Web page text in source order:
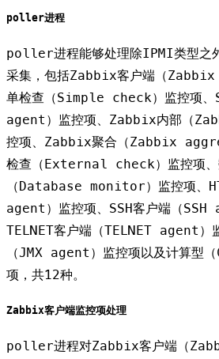
poller进程
poller进程能够处理除IPMI类型之
采集，包括Zabbix客户端（
单检查（Simple check）监控项、
agent）监控项、Zabbix内部（
控项、Zabbix聚合（Zabbix
检查（External check）监控项、
（Database monitor）监控项、
agent）监控项、SSH客户端（SSH
TELNET客户端（TELNET agent）
（JMX agent）监控项以及计算
项，共12种。
Zabbix客户端监控项处理
poller进程对Zabbix客户端（